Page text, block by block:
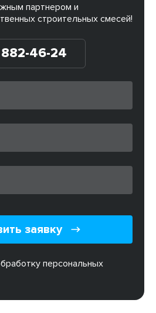
партнером и
строительных смесей!
46-24
заявку
персональных